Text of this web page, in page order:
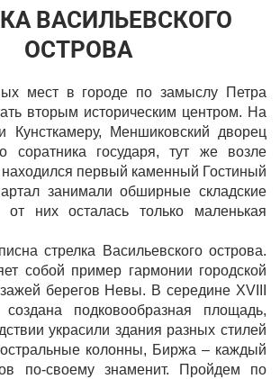
ВАСИЛЬЕВСКОГО
ОСТРОВА
мест в городе по замыслу Петра
вторым историческим центром. На
Кунсткамеру, Меншиковский дворец
соратника государя, тут же возле
находился первый каменный Гостиный
занимали обширные складские
них осталась только маленькая
стрелка Васильевского острова.
собой пример гармонии городской
берегов Невы. В середине XVIII
подковообразная площадь,
украсили здания разных стилей
колонны, Биржа – каждый
по-своему знаменит. Пройдем по